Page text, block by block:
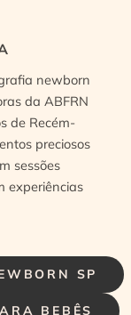
SP
BEBÊS
newborn
da ABFRN
de Recém-
preciosos
sessões
experiências